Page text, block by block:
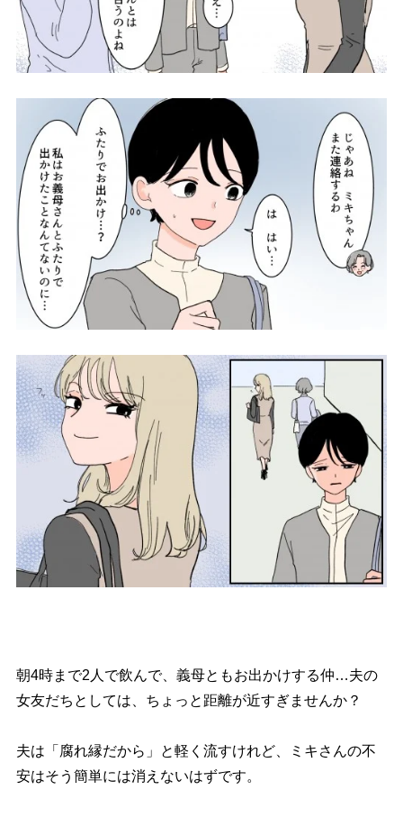
朝4時まで2人で飲んで、義母ともお出かけする仲…夫の
女友だちとしては、ちょっと距離が近すぎませんか？
夫は「腐れ縁だから」と軽く流すけれど、ミキさんの不
安はそう簡単には消えないはずです。